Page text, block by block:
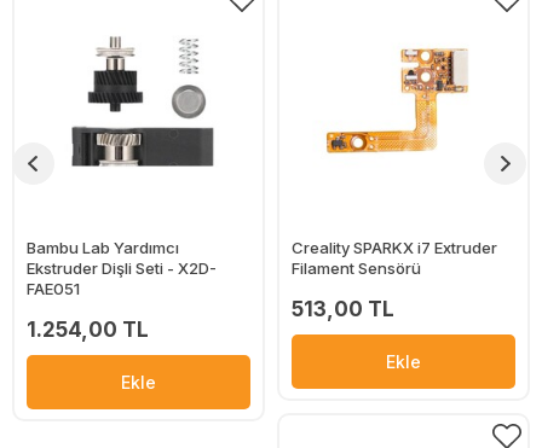
Bambu Lab Yardımcı
Ekstruder Dişli Seti - X2D-
FAE051
1.254,00 TL
Ekle
Creality SPARKX i7 Extruder
Filament Sensörü
513,00 TL
Ekle